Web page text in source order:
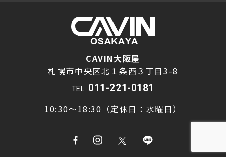
CAVIN大阪屋
札幌市中央区北１条西３丁目3-8
TEL. 011-221-0181
10:30～18:30（定休日：水曜日）